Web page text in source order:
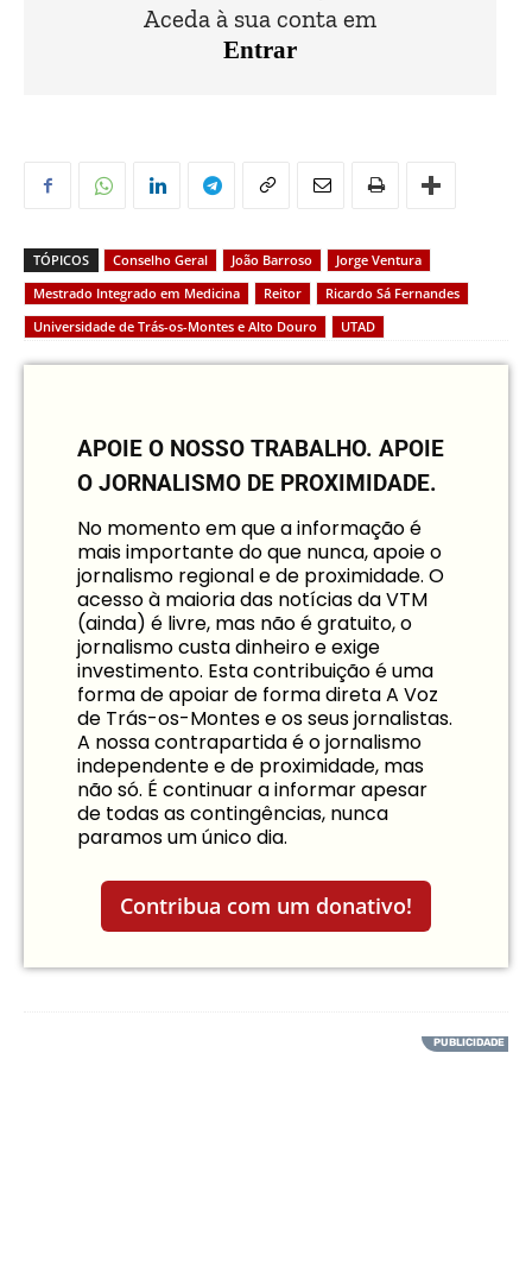
Aceda à sua conta em
Entrar
TÓPICOS Conselho Geral João Barroso
Jorge Ventura
Mestrado Integrado em Medicina
Reitor
Ricardo Sá Fernandes
Universidade de Trás-os-Montes e Alto Douro
UTAD
APOIE O NOSSO TRABALHO. APOIE
O JORNALISMO DE PROXIMIDADE.
No momento em que a informação é
mais importante do que nunca, apoie o
jornalismo regional e de proximidade. O
acesso à maioria das notícias da VTM
(ainda) é livre, mas não é gratuito, o
jornalismo custa dinheiro e exige
investimento. Esta contribuição é uma
forma de apoiar de forma direta A Voz
de Trás-os-Montes e os seus jornalistas.
A nossa contrapartida é o jornalismo
independente e de proximidade, mas
não só. É continuar a informar apesar
de todas as contingências, nunca
paramos um único dia.
Contribua com um donativo!